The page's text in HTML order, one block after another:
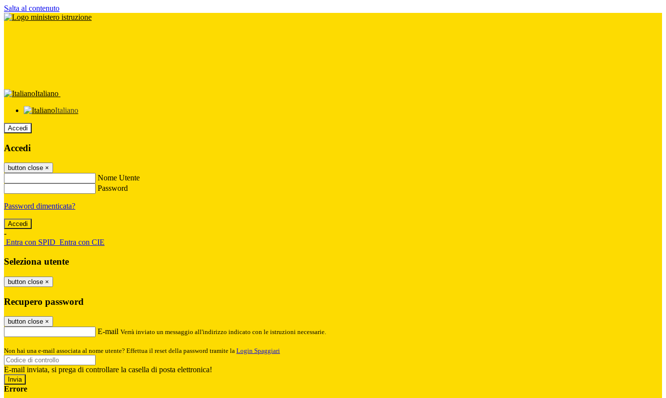
Salta al contenuto
Italiano
Italiano
Accedi
Accedi
button close ×
Nome Utente
Password
Password dimenticata?
-
Entra con SPID Entra con CIE
Seleziona utente
button close ×
Recupero password
button close ×
E-mail Verrà inviato un messaggio all'indirizzo indicato con le istruzioni necessarie.
Non hai una e-mail associata al nome utente? Effettua il reset della password tramite la Login Spaggiari
E-mail inviata, si prega di controllare la casella di posta elettronica!
Errore